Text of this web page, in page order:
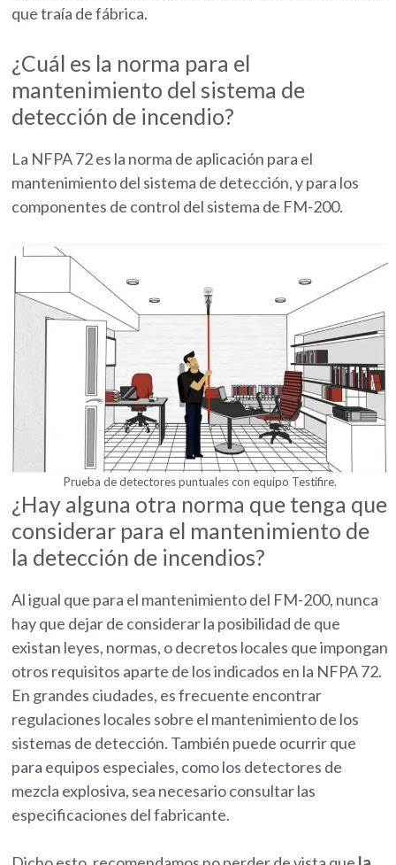
que traía de fábrica.
¿Cuál es la norma para el
mantenimiento del sistema de
detección de incendio?
La NFPA 72 es la norma de aplicación para el
mantenimiento del sistema de detección, y para los
componentes de control del sistema de FM-200.
Prueba de detectores puntuales con equipo Testifire.
¿Hay alguna otra norma que tenga que
considerar para el mantenimiento de
la detección de incendios?
Al igual que para el mantenimiento del FM-200, nunca
hay que dejar de considerar la posibilidad de que
existan leyes, normas, o decretos locales que impongan
otros requisitos aparte de los indicados en la NFPA 72.
En grandes ciudades, es frecuente encontrar
regulaciones locales sobre el mantenimiento de los
sistemas de detección. También puede ocurrir que
para equipos especiales, como los detectores de
mezcla explosiva, sea necesario consultar las
especificaciones del fabricante.